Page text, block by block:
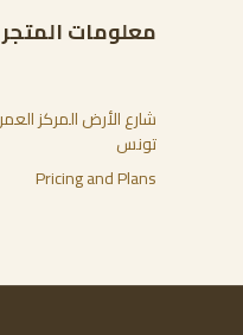
معلومات المتجر
تونس
Pricing and Plans